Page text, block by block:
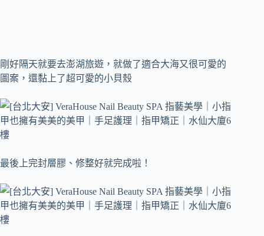
剛好隔天就要去澎湖旅遊，就做了適合大海又很可愛的
圖案，還黏上了超可愛的小貝殼
最後上完封層膠、修整好就完成啦！